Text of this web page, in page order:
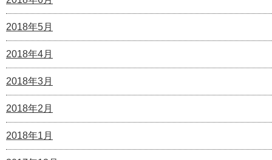
2018年5月
2018年4月
2018年3月
2018年2月
2018年1月